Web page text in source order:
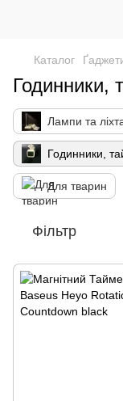
Каталог
Годинники,
Лампи та
Годинники,
Для тварин
Фільтр